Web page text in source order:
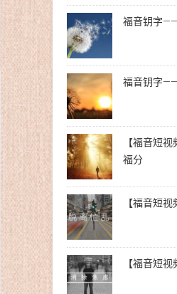
福音钥字
福音钥字
【福音短
福分
【福音短
【福音短